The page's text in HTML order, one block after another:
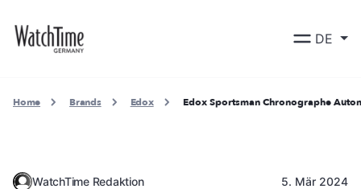
DE
Home Brands Edox Edox Sportsman Chronographe
WatchTime Redaktion 5. Mär 2024